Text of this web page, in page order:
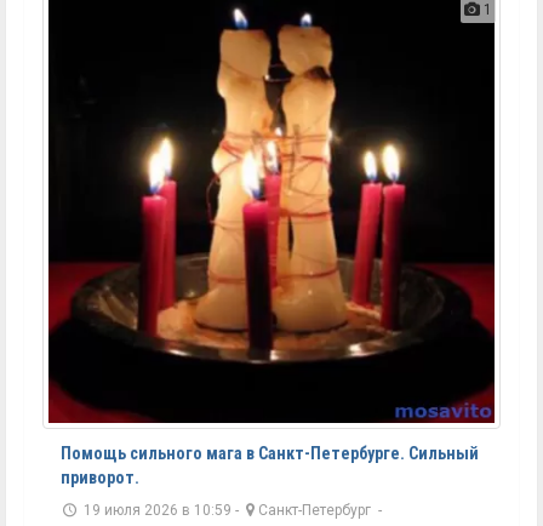
1
Помощь сильного мага в Санкт-Петербурге. Сильный
приворот.
19 июля 2026 в 10:59 - Санкт-Петербург -